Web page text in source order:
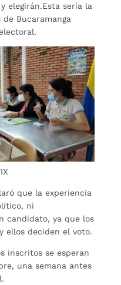
elegirán.Esta sería la
Bucaramanga
que la experiencia
ni
candidato, ya que los
ellos deciden el voto.
inscritos se esperan
una semana antes